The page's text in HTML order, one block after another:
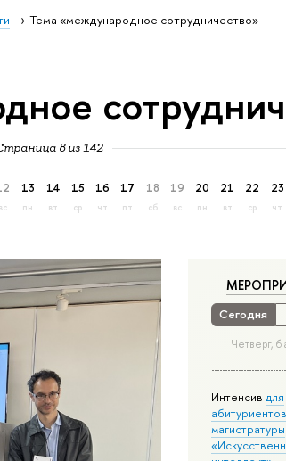
Тема «международное сотрудничество»
8 из 142
вс
13
пн
14
вт
15
ср
16
чт
17
пт
18
сб
19
вс
20
пн
21
вт
22
ср
23
чт
Сегодня
Четверг, 6
Интенсив для
магистратуры